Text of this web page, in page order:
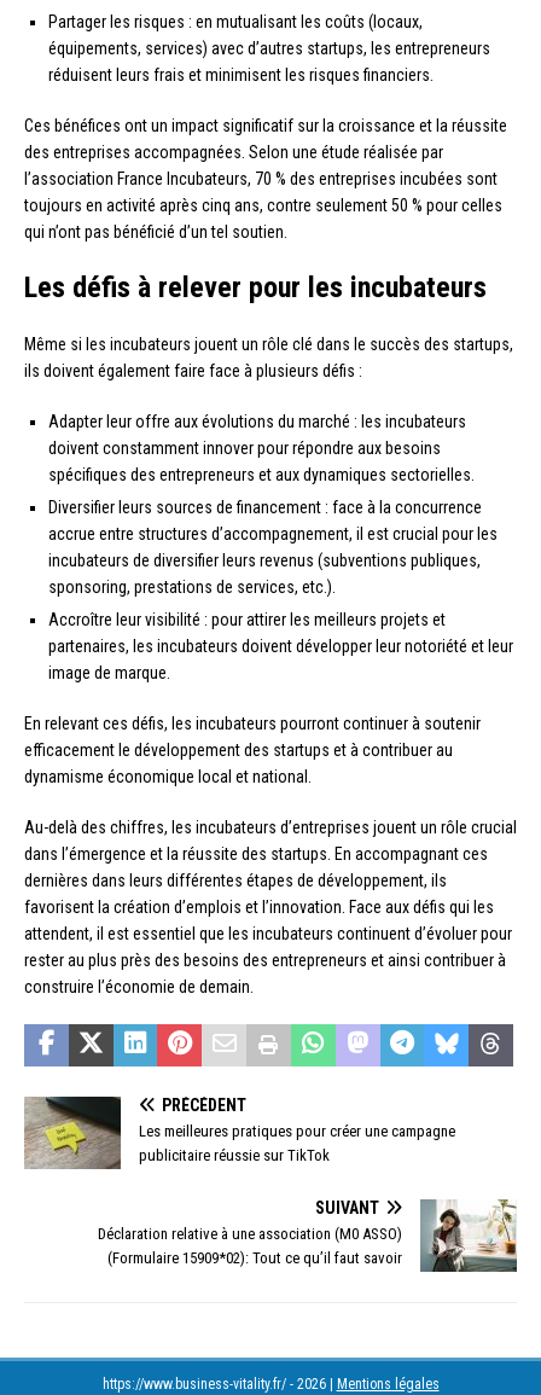
Partager les risques : en mutualisant les coûts (locaux,
équipements, services) avec d’autres startups, les entrepreneurs
réduisent leurs frais et minimisent les risques financiers.
Ces bénéfices ont un impact significatif sur la croissance et la réussite
des entreprises accompagnées. Selon une étude réalisée par
l’association France Incubateurs, 70 % des entreprises incubées sont
toujours en activité après cinq ans, contre seulement 50 % pour celles
qui n’ont pas bénéficié d’un tel soutien.
Les défis à relever pour les incubateurs
Même si les incubateurs jouent un rôle clé dans le succès des startups,
ils doivent également faire face à plusieurs défis :
Adapter leur offre aux évolutions du marché : les incubateurs
doivent constamment innover pour répondre aux besoins
spécifiques des entrepreneurs et aux dynamiques sectorielles.
Diversifier leurs sources de financement : face à la concurrence
accrue entre structures d’accompagnement, il est crucial pour les
incubateurs de diversifier leurs revenus (subventions publiques,
sponsoring, prestations de services, etc.).
Accroître leur visibilité : pour attirer les meilleurs projets et
partenaires, les incubateurs doivent développer leur notoriété et leur
image de marque.
En relevant ces défis, les incubateurs pourront continuer à soutenir
efficacement le développement des startups et à contribuer au
dynamisme économique local et national.
Au-delà des chiffres, les incubateurs d’entreprises jouent un rôle crucial
dans l’émergence et la réussite des startups. En accompagnant ces
dernières dans leurs différentes étapes de développement, ils
favorisent la création d’emplois et l’innovation. Face aux défis qui les
attendent, il est essentiel que les incubateurs continuent d’évoluer pour
rester au plus près des besoins des entrepreneurs et ainsi contribuer à
construire l’économie de demain.
PRÉCÉDENT
Les meilleures pratiques pour créer une campagne
publicitaire réussie sur TikTok
SUIVANT
Déclaration relative à une association (M0 ASSO)
(Formulaire 15909*02): Tout ce qu’il faut savoir
https://www.business-vitality.fr/ - 2026 | Mentions légales